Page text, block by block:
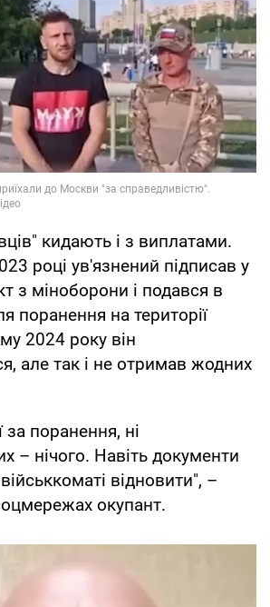
кидають і з виплатами.
році ув'язнений підписав у
з міноборони і подався в
поранення на території
2024 року він
але так і не отримав жодних
за поранення, ні
– нічого. Навіть документи
відновити", –
окупант.